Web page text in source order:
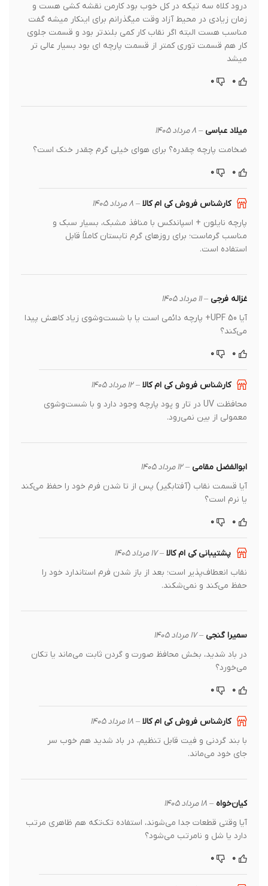
درود کلاه سه تیکه در کل خوب بود کارمن نقشه کشی هست و
زمان زیادی در محیط آزاد وقت میگذرانم برای اینکار میشه گفت
مناسب هست البته اگر نقاب کار کمی بلندتر بود و قسمت جلوی
کار هم قسمت توری کمتر از قسمت پارچه ای بود بسیار عالی تر
میشد
میلاد عباسی– ۸ مرداد ۱۴۰۵
ضخامت پارچه چقدره؟ برای هوای خیلی گرم چقدر خنک است؟
کارشناس فروش کی ام کالا– ۸ مرداد ۱۴۰۵
پارچه نایلون + اسپاندکس با منافذ مشبک، بسیار سبک و
مناسب گرماست؛ برای روزهای گرم تابستان کاملاً قابل
استفاده است.
غزاله فرجی– ۱۱ مرداد ۱۴۰۵
آیا UPF 50+ پارچه دائمی است یا با شست‌وشوی زیاد کاهش پیدا
می‌کند؟
کارشناس فروش کی ام کالا– ۱۲ مرداد ۱۴۰۵
محافظت UV در تار و پود پارچه وجود دارد و با شست‌وشوی
معمولی از بین نمی‌رود.
ابوالفضل مقامی– ۱۲ مرداد ۱۴۰۵
آیا قسمت نقاب (آفتابگیر) پس از تا شدن فرم خود را حفظ می‌کند
یا نرم است؟
پشتیبانی کی ام کالا– ۱۷ مرداد ۱۴۰۵
نقاب انعطاف‌پذیر است؛ بعد از باز شدن فرم استاندارد خود را
حفظ می‌کند و نمی‌شکند.
سمیرا گنجی– ۱۷ مرداد ۱۴۰۵
در باد شدید، بخش محافظ صورت و گردن ثابت می‌ماند یا تکان
می‌خورد؟
کارشناس فروش کی ام کالا– ۱۸ مرداد ۱۴۰۵
با بند گردنی و فیت قابل تنظیم، در باد شدید هم خوب سر
جای خود می‌ماند.
کیان‌خواه– ۱۸ مرداد ۱۴۰۵
آیا وقتی قطعات جدا می‌شوند، استفاده تک‌تکه هم ظاهری مرتب
دارد یا شل و نامرتب می‌شود؟